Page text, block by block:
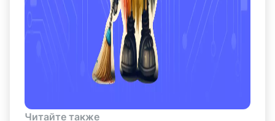
Читайте также